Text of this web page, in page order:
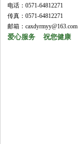
电话：0571-64812271
传真：0571-64812271
邮箱：caxdyrmyy@163.com
爱心服务 祝您健康